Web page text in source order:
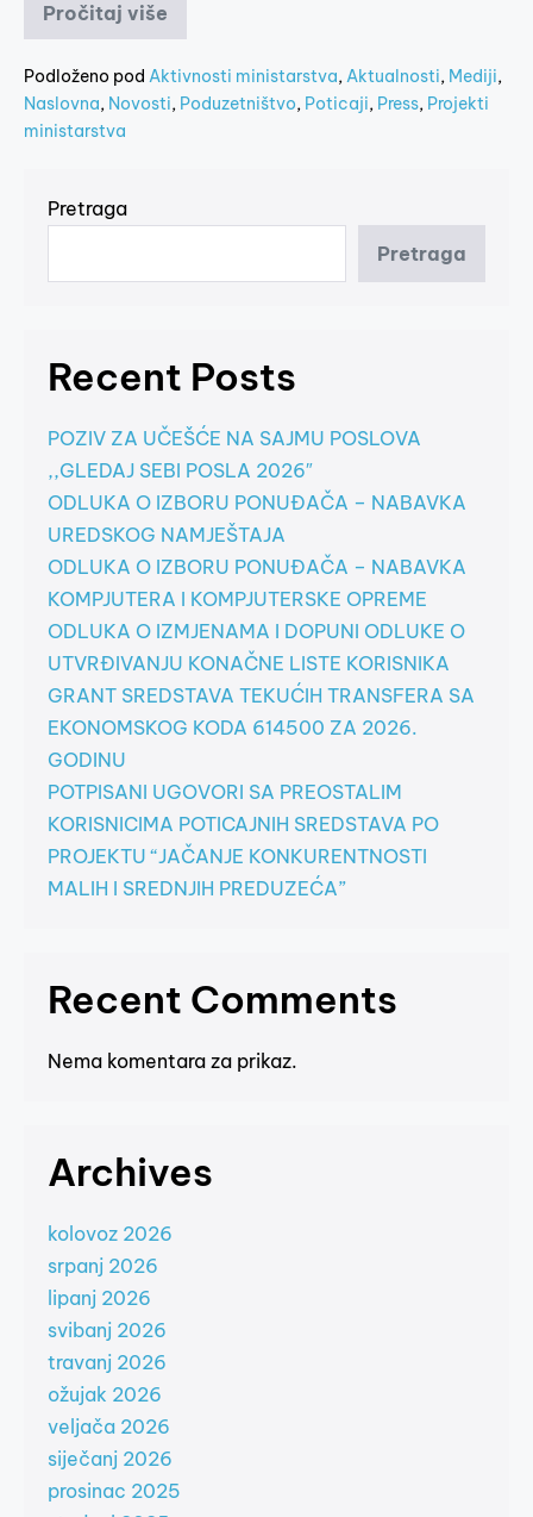
Pročitaj više
Podloženo pod Aktivnosti ministarstva,Aktualnosti, Mediji,
Naslovna, Novosti, Poduzetništvo, Poticaji, Press, Projekti
ministarstva
Pretraga
Pretraga
Recent Posts
POZIV ZA UČEŠĆE NA SAJMU POSLOVA
,,GLEDAJ SEBI POSLA 2026″
ODLUKA O IZBORU PONUĐAČA – NABAVKA
UREDSKOG NAMJEŠTAJA
ODLUKA O IZBORU PONUĐAČA – NABAVKA
KOMPJUTERA I KOMPJUTERSKE OPREME
ODLUKA O IZMJENAMA I DOPUNI ODLUKE O
UTVRĐIVANJU KONAČNE LISTE KORISNIKA
GRANT SREDSTAVA TEKUĆIH TRANSFERA SA
EKONOMSKOG KODA 614500 ZA 2026.
GODINU
POTPISANI UGOVORI SA PREOSTALIM
KORISNICIMA POTICAJNIH SREDSTAVA PO
PROJEKTU “JAČANJE KONKURENTNOSTI
MALIH I SREDNJIH PREDUZEĆA”
Recent Comments
Nema komentara za prikaz.
Archives
kolovoz 2026
srpanj 2026
lipanj 2026
svibanj 2026
travanj 2026
ožujak 2026
veljača 2026
siječanj 2026
prosinac 2025